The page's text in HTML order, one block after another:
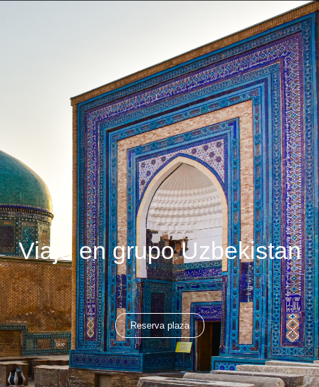
Viaje en grupo Uzbekistan
Reserva plaza